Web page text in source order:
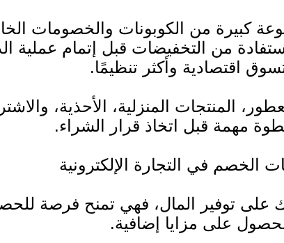
كبيرة من الكوبونات والخصومات
من التخفيضات قبل إتمام
اقتصادية وأكثر تنظيمًا.
المنتجات المنزلية، الأحذية،
مهمة قبل اتخاذ قرار الشراء.
الخصم في التجارة الإلكترونية
على توفير المال، فهي تمنح فرصة
على مزايا إضافية.